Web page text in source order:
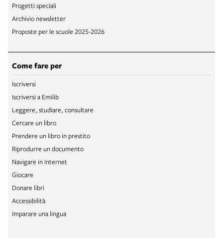
Progetti speciali
Archivio newsletter
Proposte per le scuole 2025-2026
Come fare per
Iscriversi
Iscriversi a Emilib
Leggere, studiare, consultare
Cercare un libro
Prendere un libro in prestito
Riprodurre un documento
Navigare in Internet
Giocare
Donare libri
Accessibilità
Imparare una lingua